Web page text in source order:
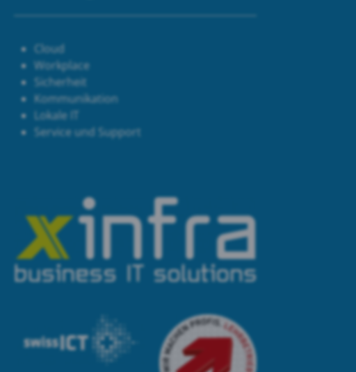
Cloud
Workplace
Sicherheit
Kommunikation
Lokale IT
Service und Support